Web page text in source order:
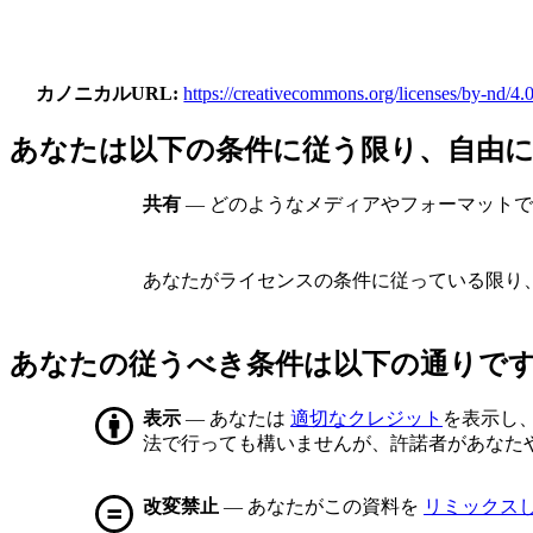
カノニカルURL https://creativecommons.org/licenses/by-nd/
あなたは以下の条件に従う限り、自由
共有 — どのようなメディアやフォーマット
あなたがライセンスの条件に従っている限
あなたの従うべき条件は以下の通りで
表示 — あなたは 適切なクレジット を表示し
法で行っても構いませんが、許諾者があな
改変禁止 — あなたがこの資料を リミックス